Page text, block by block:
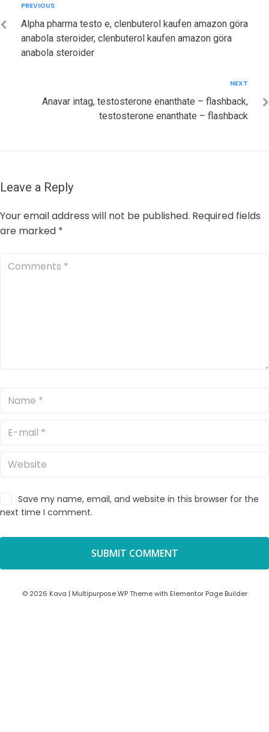
navigation
Previous
PREVIOUS
Alpha pharma testo e, clenbuterol kaufen amazon göra
anabola steroider, clenbuterol kaufen amazon göra
anabola steroider
NEXT
Anavar intag, testosterone enanthate – flashback,
testosterone enanthate – flashback
Leave a Reply
Your email address will not be published. Required fields
are marked *
Save my name, email, and website in this browser for the
next time I comment.
© 2026 Kava | Multipurpose WP Theme with Elementor Page Builder